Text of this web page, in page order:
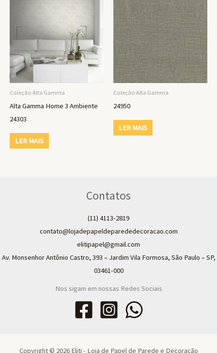
Coleção Alta Gamma
Alta Gamma Home 3 Ambiente
24303
LER MAIS
Coleção Alta Gamma
24950
LER MAIS
Contatos
(11) 4113-2819
contato@lojadepapeldeparededecoracao.com
elitipapel@gmail.com​
Av. Monsenhor Antônio Castro, 393 – Jardim Vila Formosa, São Paulo – SP,
03461-000
Nos sigam em nossas Redes Sociais
Copyright © 2026 Eliti - Loja de Papel de Parede e Decoração